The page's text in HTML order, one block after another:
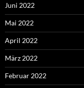
Juni 2022
Mai 2022
April 2022
März 2022
Februar 2022